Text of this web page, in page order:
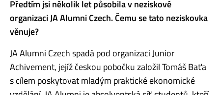
Předtím jsi několik let působila v neziskové
organizaci JA Alumni Czech. Čemu se tato neziskovka
věnuje?
JA Alumni Czech spadá pod organizaci Junior
Achivement, jejíž českou pobočku založil Tomáš Baťa
s cílem poskytovat mladým praktické ekonomické